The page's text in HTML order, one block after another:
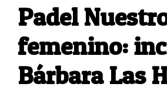
Padel
femenino:
Bárbara Las